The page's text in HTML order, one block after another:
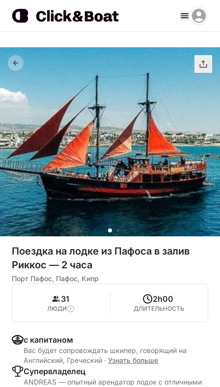
Поездка на лодке из Пафоса в залив
Риккос — 2 часа
Порт Пафос, Пафос, Кипр
31
ЛЮДИ
2h00
ДЛИТЕЛЬНОСТЬ
с капитаном
Вас будет сопровождать шкипер, говорящий на
Английский, Греческий · Узнать больше
Cупервладелец
ANDREAS — опытный арендатор лодок с отличными